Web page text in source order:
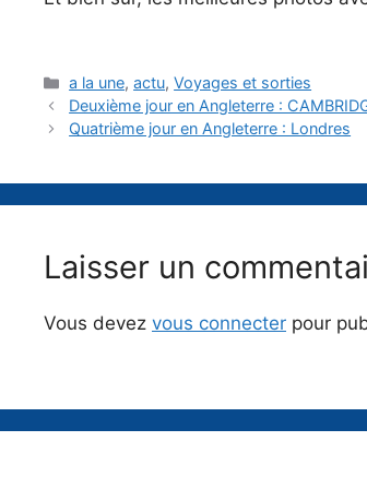
Catégories
a la une,actu,Voyages et sorties
Deuxième jour en Angleterre :
Quatrième jour en Angleterre : Londres
Laisser un
Vous devez vous connecter pour